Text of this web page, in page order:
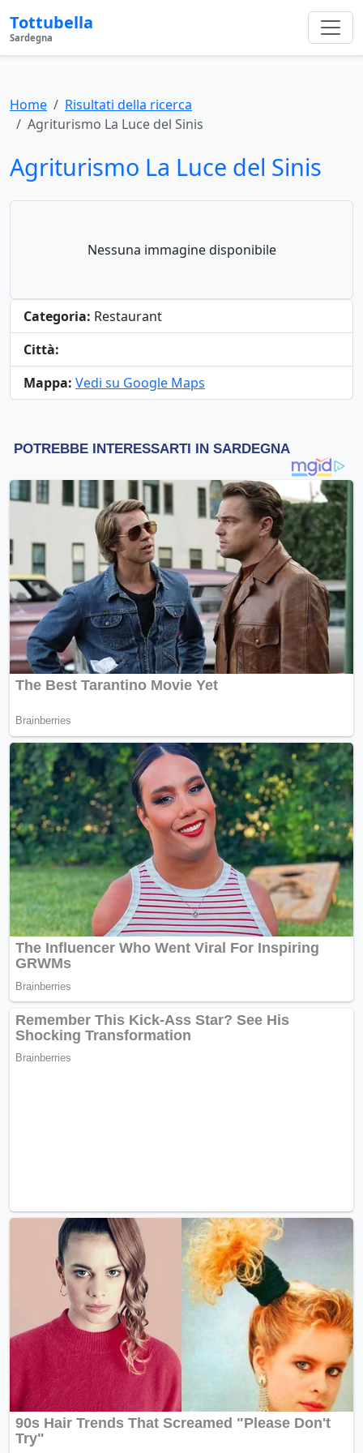
Tottubella
Sardegna
Home
Risultati della ricerca
Agriturismo La Luce del Sinis
Agriturismo La Luce del Sinis
Nessuna immagine disponibile
Categoria: Restaurant
Città:
Mappa: Vedi su Google Maps